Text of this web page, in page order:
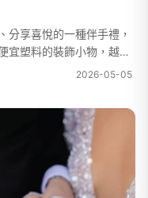
分享喜悅的一種伴手禮，
宜塑料的裝飾小物，越來
用到的物品作為伴手禮，
2026-05-05